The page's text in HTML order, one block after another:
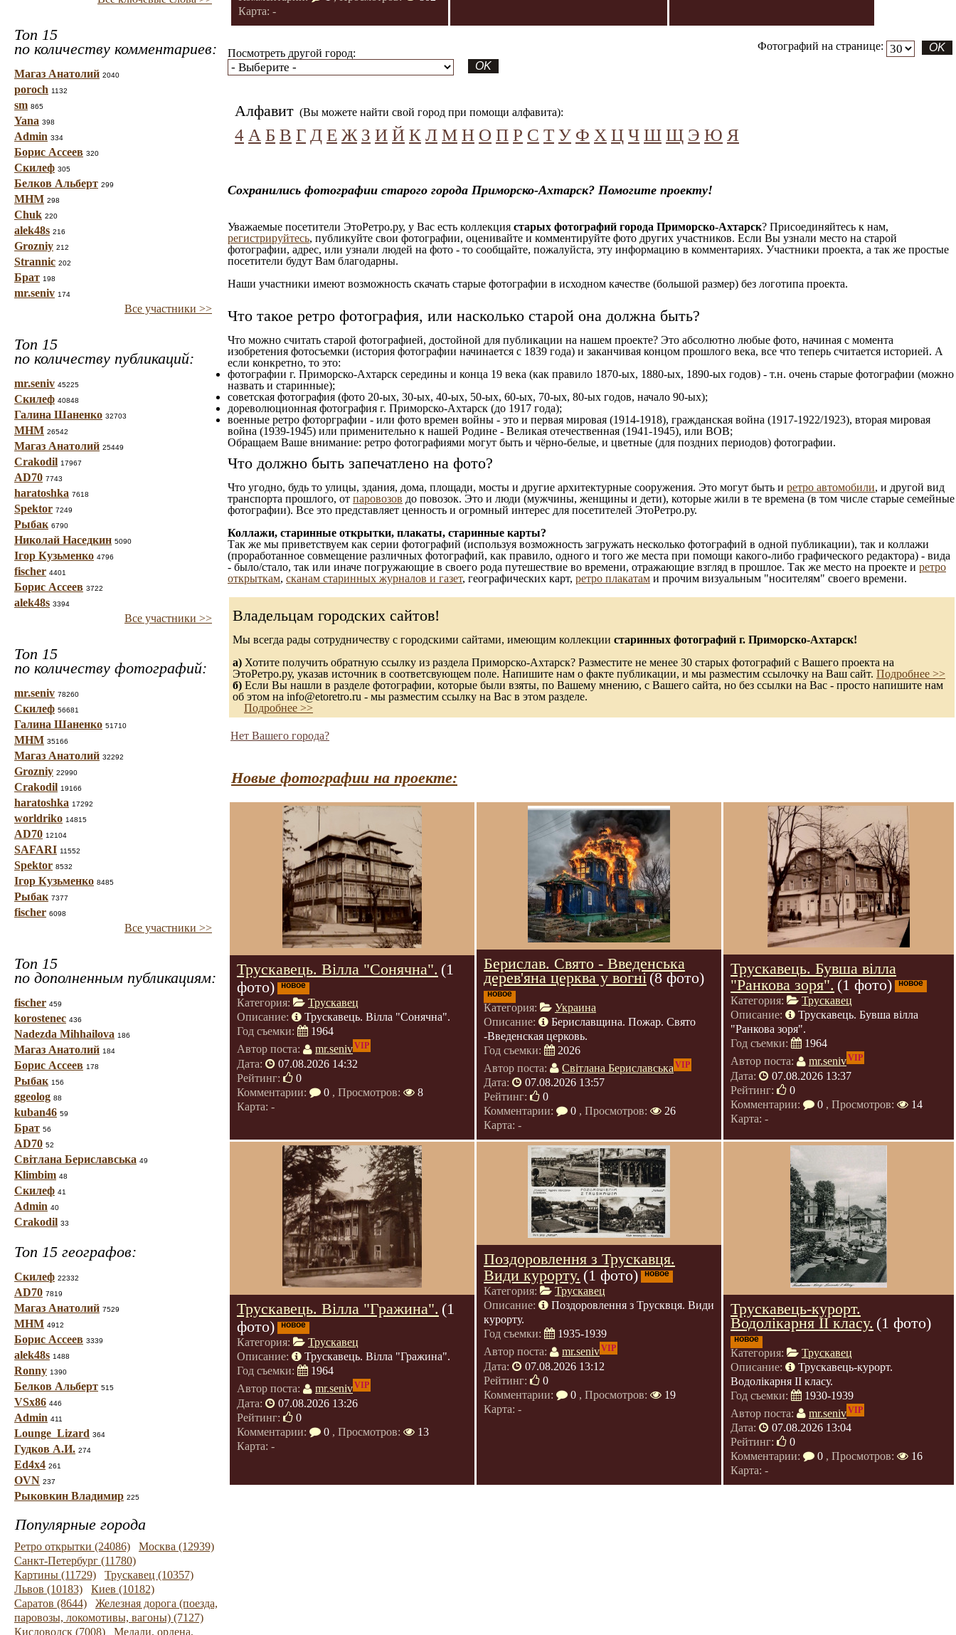
Топ 15
по количеству комментариев:
Магаз Анатолий 2040
poroch 1132
sm 865
Yana 398
Admin 334
Борис Ассеев 320
Скилеф 305
Белков Альберт 299
МНМ 298
Chuk 220
alek48s 216
Grozniy 212
Strannic 202
Брат 198
mr.seniv 174
Все участники >>
Топ 15
по количеству публикаций:
mr.seniv 45225
Скилеф 40848
Галина Шаненко 32703
МНМ 26542
Магаз Анатолий 25449
Crakodil 17967
AD70 7743
haratoshka 7618
Spektor 7249
Рыбак 6790
Николай Наседкин 5090
Ігор Кузьменко 4796
fischer 4401
Борис Ассеев 3722
alek48s 3394
Все участники >>
Топ 15
по количеству фотографий:
mr.seniv 78260
Скилеф 56681
Галина Шаненко 51710
МНМ 35166
Магаз Анатолий 32292
Grozniy 22990
Crakodil 19166
haratoshka 17292
worldriko 14815
AD70 12104
SAFARI 11552
Spektor 8532
Ігор Кузьменко 8485
Рыбак 7377
fischer 6098
Все участники >>
Топ 15
по дополненным публикациям:
fischer 459
korostenec 436
Nadezda Mihhailova 186
Магаз Анатолий 184
Борис Ассеев 178
Рыбак 156
ggeolog 88
kuban46 59
Брат 56
AD70 52
Світлана Бериславська 49
Klimbim 48
Скилеф 41
Admin 40
Crakodil 33
Топ 15 географов:
Скилеф 22332
AD70 7819
Магаз Анатолий 7529
МНМ 4912
Борис Ассеев 3339
alek48s 1488
Ronny 1390
Белков Альберт 515
VSx86 446
Admin 411
Lounge_Lizard 364
Гудков А.И. 274
Ed4x4 261
OVN 237
Рыковкин Владимир 225
Популярные города
Ретро открытки (24086)
Москва (12939)
Санкт-Петербург (11780)
Картины (11729)
Трускавец (10357)
Львов (10183)
Киев (10182)
Саратов (8644)
Железная дорога (поезда,
паровозы, локомотивы, вагоны) (7127)
Кисловодск (7008)
Медали, ордена,
Карта: -
Посмотреть другой город:
Фотографий на странице:
Алфавит (Вы можете найти свой город при помощи алфавита):
4 А Б В Г Д Е Ж З И Й К Л М Н О П Р С Т У Ф Х Ц Ч Ш Щ Э Ю Я
Сохранились фотографии старого города Приморско-Ахтарск? Помогите проекту!
Уважаемые посетители ЭтоРетро.ру, у Вас есть коллекция старых фотографий города Приморско-Ахтарск? Присоединяйтесь к нам,
регистрируйтесь, публикуйте свои фотографии, оценивайте и комментируйте фото других участников. Если Вы узнали место на старой
фотографии, адрес, или узнали людей на фото - то сообщайте, пожалуйста, эту информацию в комментариях. Участники проекта, а так же простые
посетители будут Вам благодарны.
Наши участники имеют возможность скачать старые фотографии в исходном качестве (большой размер) без логотипа проекта.
Что такое ретро фотография, или насколько старой она должна быть?
Что можно считать старой фотографией, достойной для публикации на нашем проекте? Это абсолютно любые фото, начиная c момента
изобретения фотосъемки (история фотографии начинается с 1839 года) и заканчивая концом прошлого века, все что теперь считается историей. А
если конкретно, то это:
фотографии г. Приморско-Ахтарск середины и конца 19 века (как правило 1870-ых, 1880-ых, 1890-ых годов) - т.н. очень старые фотографии (можно
назвать и старинные);
советская фотография (фото 20-ых, 30-ых, 40-ых, 50-ых, 60-ых, 70-ых, 80-ых годов, начало 90-ых);
дореволюционная фотография г. Приморско-Ахтарск (до 1917 года);
военные ретро фоторграфии - или фото времен войны - это и первая мировая (1914-1918), гражданская война (1917-1922/1923), вторая мировая
война (1939-1945) или применительно к нашей Родине - Великая отечественная (1941-1945), или ВОВ;
Обращаем Ваше внимание: ретро фотографиями могут быть и чёрно-белые, и цветные (для поздних периодов) фотографии.
Что должно быть запечатлено на фото?
Что угодно, будь то улицы, здания, дома, площади, мосты и другие архитектурные сооружения. Это могут быть и ретро автомобили, и другой вид
транспорта прошлого, от паровозов до повозок. Это и люди (мужчины, женщины и дети), которые жили в те времена (в том числе старые семейные
фотографии). Все это представляет ценность и огромный интерес для посетителей ЭтоРетро.ру.
Коллажи, старинные открытки, плакаты, старинные карты?
Так же мы приветствуем как серии фотографий (используя возможность загружать несколько фотографий в одной публикации), так и коллажи
(проработанное совмещение различных фотографий, как правило, одного и того же места при помощи какого-либо графического редактора) - вида
- было/стало, так или иначе погружающие в своего рода путешествие во времени, отражающие взгляд в прошлое. Так же место на проекте и ретро
открыткам, сканам старинных журналов и газет, географических карт, ретро плакатам и прочим визуальным "носителям" своего времени.
Владельцам городских сайтов!
Мы всегда рады сотрудничеству с городскими сайтами, имеющим коллекции старинных фотографий г. Приморско-Ахтарск!
а) Хотите получить обратную ссылку из раздела Приморско-Ахтарск? Разместите не менее 30 старых фотографий с Вашего проекта на
ЭтоРетро.ру, указав источник в соответсвующем поле. Напишите нам о факте публикации, и мы разместим ссылочку на Ваш сайт. Подробнее >>
б) Если Вы нашли в разделе фотографии, которые были взяты, по Вашему мнению, с Вашего сайта, но без ссылки на Вас - просто напишите нам
об этом на info@etoretro.ru - мы разместим ссылку на Вас в этом разделе.
Подробнее >>
Нет Вашего города?
Новые фотографии на проекте:
Трускавець. Вілла "Сонячна". (1
фото)
новое
Категория:
Трускавец
Описание:
Трускавець. Вілла "Сонячна".
Год съемки:
1964
Автор поста:
mr.senivVIP
Дата:
07.08.2026 14:32
Рейтинг:
0
Комментарии:
0 , Просмотров:
8
Карта: -
Берислав. Свято - Введенська
дерев'яна церква у вогні(8 фото)
новое
Категория:
Украина
Описание:
Бериславщина. Пожар. Свято
-Введенская церковь.
Год съемки:
2026
Автор поста:
Світлана Бериславська VIP
Дата:
07.08.2026 13:57
Рейтинг:
0
Комментарии:
0 , Просмотров:
26
Карта: -
Трускавець. Бувша вілла
"Ранкова зоря". (1 фото) новое
Категория:
Трускавец
Описание:
Трускавець. Бувша вілла
"Ранкова зоря".
Год съемки:
1964
Автор поста:
mr.senivVIP
Дата:
07.08.2026 13:37
Рейтинг:
0
Комментарии:
0 , Просмотров:
14
Карта: -
Трускавець. Вілла "Гражина". (1
фото)
новое
Категория:
Трускавец
Описание:
Трускавець. Вілла "Гражина".
Год съемки:
1964
Автор поста:
mr.senivVIP
Дата:
07.08.2026 13:26
Рейтинг:
0
Комментарии:
0 , Просмотров:
13
Карта: -
Поздоровлення з Трускавця.
Види курорту. (1 фото) новое
Категория:
Трускавец
Описание:
Поздоровлення з Трусквця. Види
курорту.
Год съемки:
1935-1939
Автор поста:
mr.senivVIP
Дата:
07.08.2026 13:12
Рейтинг:
0
Комментарии:
0 , Просмотров:
19
Карта: -
Трускавець-курорт.
Водолікарня II класу. (1 фото)
новое
Категория:
Трускавец
Описание:
Трускавець-курорт.
Водолікарня II класу.
Год съемки:
1930-1939
Автор поста:
mr.senivVIP
Дата:
07.08.2026 13:04
Рейтинг:
0
Комментарии:
0 , Просмотров:
16
Карта: -